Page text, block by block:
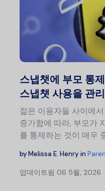
스냅챗에 부모 통
스냅챗 사용을 관
젊은 이용자들 사이에
증가함에 따라, 부모가
를 통제하는 것이 매우
byMelissa E. Henry in
업데이트됨 06 5월, 2026